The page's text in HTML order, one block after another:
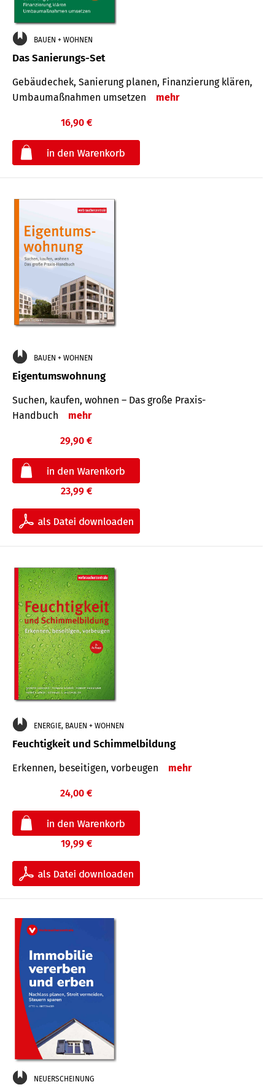
BAUEN + WOHNEN
Das Sanierungs-Set
Gebäudechek, Sanierung planen, Finanzierung klären,
Umbaumaßnahmen umsetzen
mehr
16,90 €
BAUEN + WOHNEN
Eigentumswohnung
Suchen, kaufen, wohnen – Das große Praxis-
Handbuch
mehr
29,90 €
23,99 €
ENERGIE, BAUEN + WOHNEN
Feuchtigkeit und Schimmelbildung
Erkennen, beseitigen, vorbeugen mehr
24,00 €
19,99 €
NEUERSCHEINUNG